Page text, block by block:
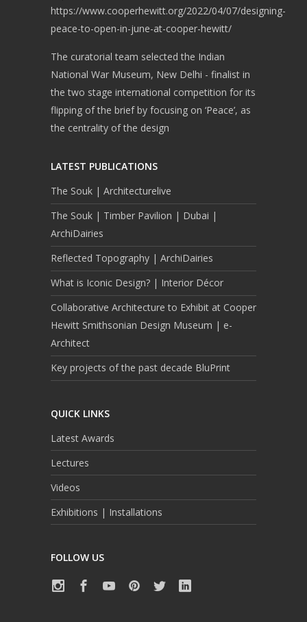
https://www.cooperhewitt.org/2022/04/07/designing-
peace-to-open-in-june-at-cooper-hewitt/
The curatorial team selected the Indian
National War Museum, New Delhi - finalist in
the two stage international competition for its
flipping of the brief by focusing on ‘Peace’, as
the centrality of the design
LATEST PUBLICATIONS
The Souk | Architecturelive
The Souk | Timber Pavilion | Dubai |
ArchiDairies
Reflected Topography | ArchiDairies
What is Iconic Design? | Interior Décor
Collaborative Architecture to Exhibit at Cooper
Hewitt Smithsonian Design Museum | e-
Architect
Key projects of the past decade BluPrint
QUICK LINKS
Latest Awards
Lectures
Videos
Exhibitions | Installations
FOLLOW US